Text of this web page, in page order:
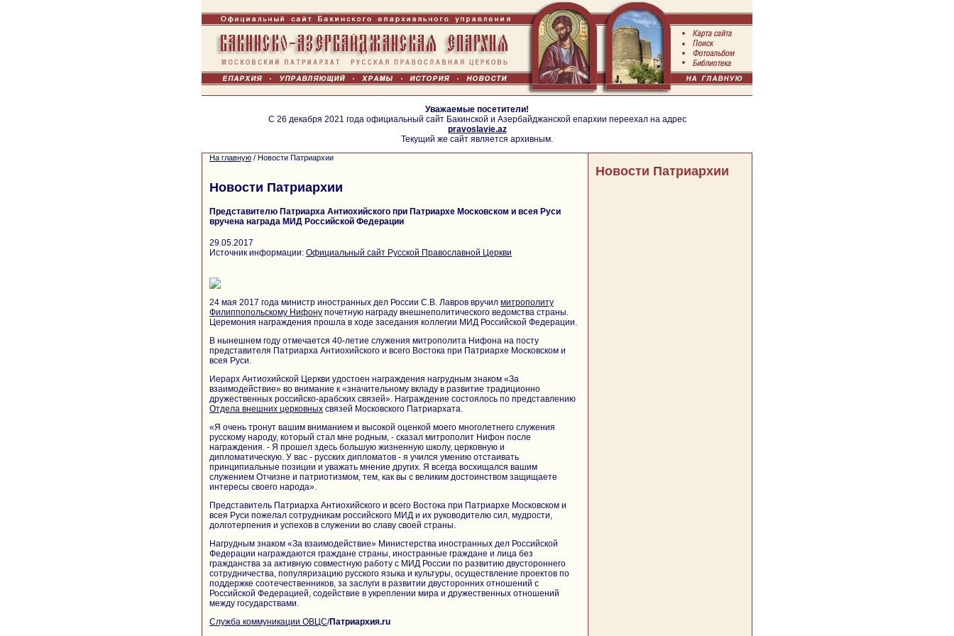
Уважаемые посетители!
С 26 декабря 2021 года официальный сайт Бакинской и Азербайджанской епархии переехал на адрес
pravoslavie.az
Текущий же сайт является архивным.
На главную / Новости Патриархии
Новости Патриархии
Представителю Патриарха Антиохийского при Патриархе Московском и всея Руси
вручена награда МИД Российской Федерации
29.05.2017
Источник информации: Официальный сайт Русской Православной Церкви
24 мая 2017 года министр иностранных дел России С.В. Лавров вручил митрополиту
Филиппопольскому Нифону почетную награду внешнеполитического ведомства страны.
Церемония награждения прошла в ходе заседания коллегии МИД Российской Федерации.
В нынешнем году отмечается 40-летие служения митрополита Нифона на посту
представителя Патриарха Антиохийского и всего Востока при Патриархе Московском и
всея Руси.
Иерарх Антиохийской Церкви удостоен награждения нагрудным знаком «За
взаимодействие» во внимание к «значительному вкладу в развитие традиционно
дружественных российско-арабских связей». Награждение состоялось по представлению
Отдела внешних церковных связей Московского Патриархата.
«Я очень тронут вашим вниманием и высокой оценкой моего многолетнего служения
русскому народу, который стал мне родным, - сказал митрополит Нифон после
награждения. - Я прошел здесь большую жизненную школу, церковную и
дипломатическую. У вас - русских дипломатов - я учился умению отстаивать
принципиальные позиции и уважать мнение других. Я всегда восхищался вашим
служением Отчизне и патриотизмом, тем, как вы с великим достоинством защищаете
интересы своего народа».
Представитель Патриарха Антиохийского и всего Востока при Патриархе Московском и
всея Руси пожелал сотрудникам российского МИД и их руководителю сил, мудрости,
долготерпения и успехов в служении во славу своей страны.
Нагрудным знаком «За взаимодействие» Министерства иностранных дел Российской
Федерации награждаются граждане страны, иностранные граждане и лица без
гражданства за активную совместную работу с МИД России по развитию двустороннего
сотрудничества, популяризацию русского языка и культуры, осуществление проектов по
поддержке соотечественников, за заслуги в развитии двусторонних отношений с
Российской Федерацией, содействие в укреплении мира и дружественных отношений
между государствами.
Служба коммуникации ОВЦС/Патриархия.ru
Новости Патриархии